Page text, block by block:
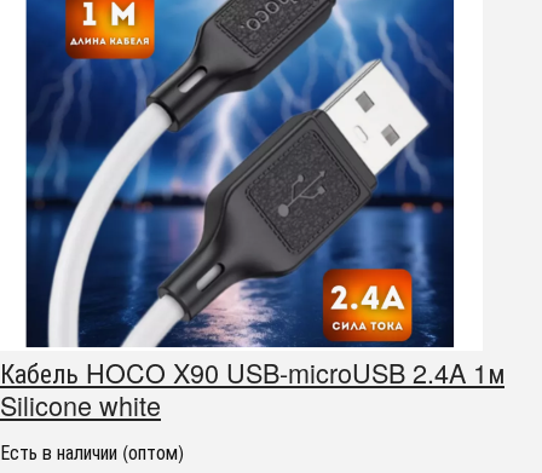
Кабель HOCO X90 USB-microUSB 2.4A 1м
Silicone white
Есть в наличии (оптом)